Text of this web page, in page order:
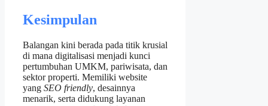
Kesimpulan
Balangan kini berada pada titik krusial
di mana digitalisasi menjadi kunci
pertumbuhan UMKM, pariwisata, dan
sektor properti. Memiliki website
yang SEO friendly, desainnya
menarik, serta didukung layanan